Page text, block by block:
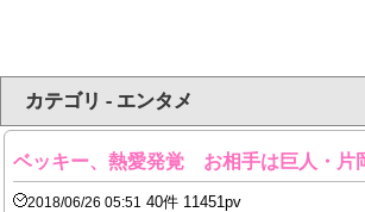
カテゴリ - エンタメ
ベッキー、熱愛発覚 お相手は巨人・片
2018/06/26 05:51 40件 11451pv